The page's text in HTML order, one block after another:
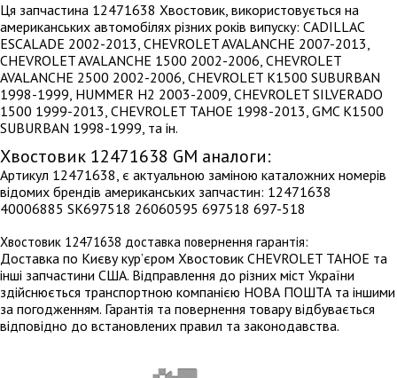
Ця запчастина 12471638 Хвостовик, використовується на
американських автомобілях різних років випуску: CADILLAC
ESCALADE 2002-2013, CHEVROLET AVALANCHE 2007-2013,
CHEVROLET AVALANCHE 1500 2002-2006, CHEVROLET
AVALANCHE 2500 2002-2006, CHEVROLET K1500 SUBURBAN
1998-1999, HUMMER H2 2003-2009, CHEVROLET SILVERADO
1500 1999-2013, CHEVROLET TAHOE 1998-2013, GMC K1500
SUBURBAN 1998-1999, та ін.
Хвостовик 12471638 GM аналоги:
Артикул 12471638, є актуальною заміною каталожних номерів
відомих брендів американських запчастин: 12471638
40006885 SK697518 26060595 697518 697-518
Хвостовик 12471638 доставка повернення гарантія:
Доставка по Києву кур’єром Хвостовик CHEVROLET TAHOE та
інші запчастини США. Відправлення до різних міст України
здійснюється транспортною компанією НОВА ПОШТА та іншими
за погодженням. Гарантія та повернення товару відбувається
відповідно до встановлених правил та законодавства.